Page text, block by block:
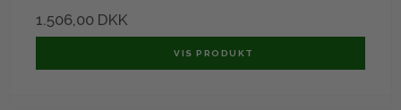
1.506,00 DKK
VIS PRODUKT